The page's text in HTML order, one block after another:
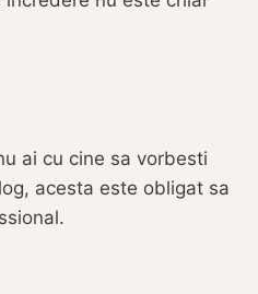
ai cu cine sa vorbesti
acesta este obligat sa